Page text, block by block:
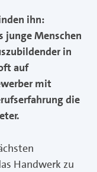
ihn:
junge Menschen
in
auf
mit
die
Handwerk zu